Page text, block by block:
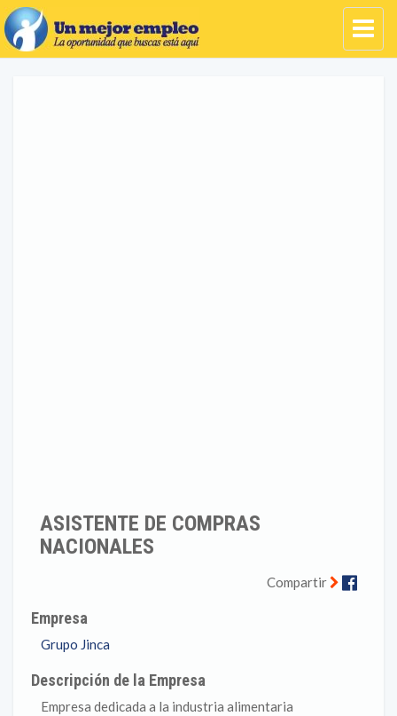
ASISTENTE DE COMPRAS
NACIONALES
Compartir
Empresa
Grupo Jinca
Descripción de la Empresa
Empresa dedicada a la industria alimentaria